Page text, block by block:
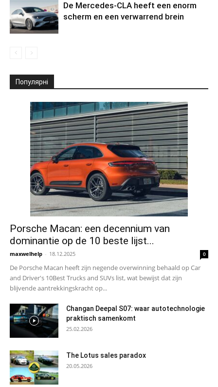
De Mercedes-CLA heeft een enorm
scherm en een verwarrend brein
Популярні
Porsche Macan: een decennium van
dominantie op de 10 beste lijst...
maxwelhelp - 18.12.2025 0
De Porsche Macan heeft zijn negende overwinning behaald op Car
and Driver's 10Best Trucks and SUVs list, wat bewijst dat zijn
blijvende aantrekkingskracht op...
Changan Deepal S07: waar autotechnologie
praktisch samenkomt
25.02.2026
The Lotus sales paradox
20.05.2026